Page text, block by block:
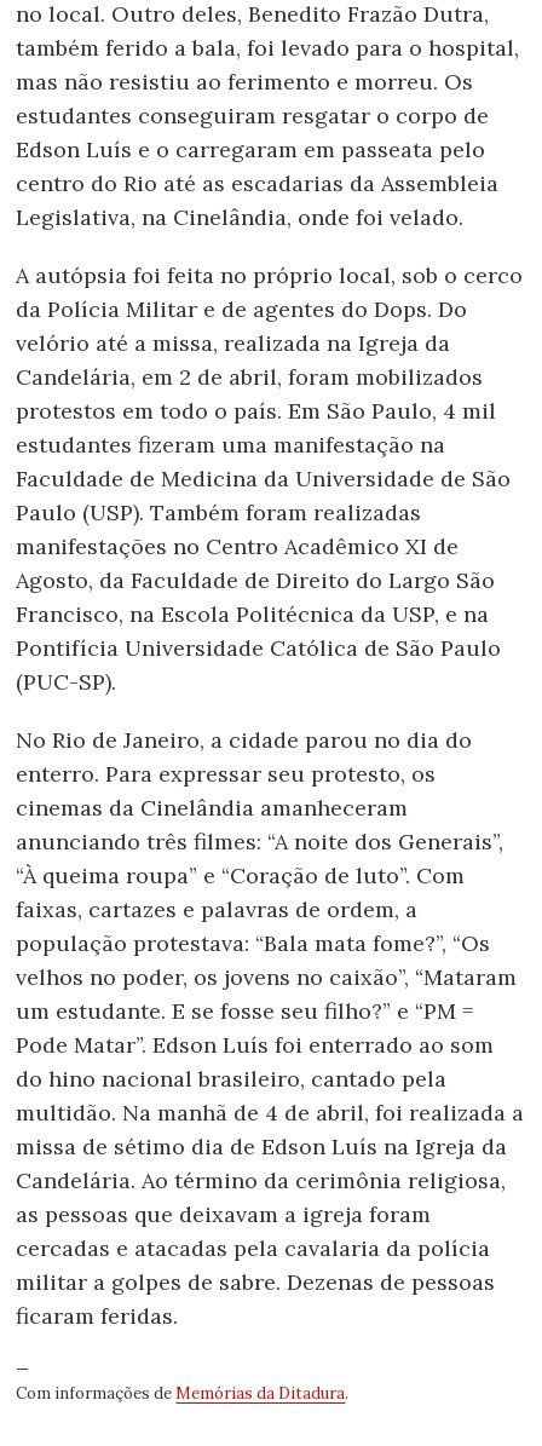
no local. Outro deles, Benedito Frazão Dutra,
também ferido a bala, foi levado para o hospital,
mas não resistiu ao ferimento e morreu. Os
estudantes conseguiram resgatar o corpo de
Edson Luís e o carregaram em passeata pelo
centro do Rio até as escadarias da Assembleia
Legislativa, na Cinelândia, onde foi velado.
A autópsia foi feita no próprio local, sob o cerco
da Polícia Militar e de agentes do Dops. Do
velório até a missa, realizada na Igreja da
Candelária, em 2 de abril, foram mobilizados
protestos em todo o país. Em São Paulo, 4 mil
estudantes fizeram uma manifestação na
Faculdade de Medicina da Universidade de São
Paulo (USP). Também foram realizadas
manifestações no Centro Acadêmico XI de
Agosto, da Faculdade de Direito do Largo São
Francisco, na Escola Politécnica da USP, e na
Pontifícia Universidade Católica de São Paulo
(PUC-SP).
No Rio de Janeiro, a cidade parou no dia do
enterro. Para expressar seu protesto, os
cinemas da Cinelândia amanheceram
anunciando três filmes: “A noite dos Generais”,
“À queima roupa” e “Coração de luto”. Com
faixas, cartazes e palavras de ordem, a
população protestava: “Bala mata fome?”, “Os
velhos no poder, os jovens no caixão”, “Mataram
um estudante. E se fosse seu filho?” e “PM =
Pode Matar”. Edson Luís foi enterrado ao som
do hino nacional brasileiro, cantado pela
multidão. Na manhã de 4 de abril, foi realizada a
missa de sétimo dia de Edson Luís na Igreja da
Candelária. Ao término da cerimônia religiosa,
as pessoas que deixavam a igreja foram
cercadas e atacadas pela cavalaria da polícia
militar a golpes de sabre. Dezenas de pessoas
ficaram feridas.
—
Com informações deMemórias da Ditadura.